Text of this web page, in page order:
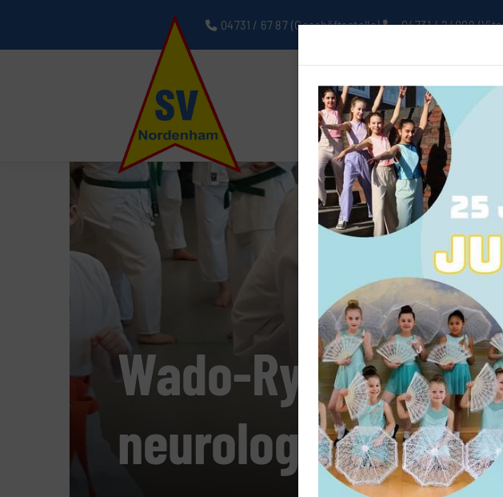
04731 / 67 87 (Geschäftsstelle) 04731 / 24008
News Verein
Kontakt
Wado-Ryu Karate
neurologisch